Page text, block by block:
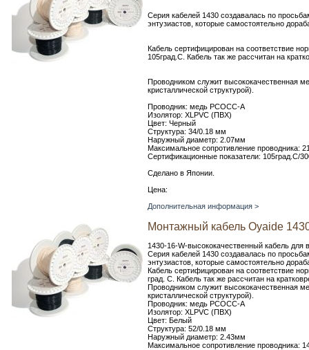
Серия кабелей 1430 создавалась по
энтузиастов, которые самостоятельно
Кабель сертифицирован на соответствие
105град.C. Кабель так же рассчитан на
Проводником служит высококачественная
кристаллической структурой).
Проводник: медь PCOCC-A
Изолятор: XLPVC (ПВХ)
Цвет: Черный
Структура: 34/0.18 мм
Наружный диаметр: 2.07мм
Максимальное сопротивление проводника:
Сертификационные показатели: 105град.C/
Сделано в Японии.
Цена:
Дополнительная информация >
Монтажный кабель Oyaide
1430-16-W-высококачественный кабель для
Серия кабелей 1430 создавалась по
энтузиастов, которые самостоятельно
Кабель сертифицирован на соответствие
град. C. Кабель так же рассчитан на
Проводником служит высококачественная
кристаллической структурой).
Проводник: медь PCOCC-A
Изолятор: XLPVC (ПВХ)
Цвет: Белый
Структура: 52/0.18 мм
Наружный диаметр: 2.43мм
Максимальное сопротивление проводника: